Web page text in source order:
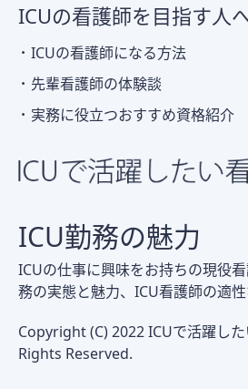
ICUの看護師を目指す人
ICUの看護師になる方法
先輩看護師の体験談
実務に役立つおすすめ資格紹介
ICU勤務の魅力
ICUの仕事に興味をお持ちの現役
務の実態と魅力、ICU看護師の適性
Copyright (C) 2022 ICUで活躍し
Rights Reserved.